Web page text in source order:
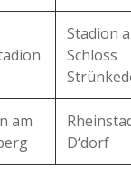
Stadion
Schloss
am
D‘dorf